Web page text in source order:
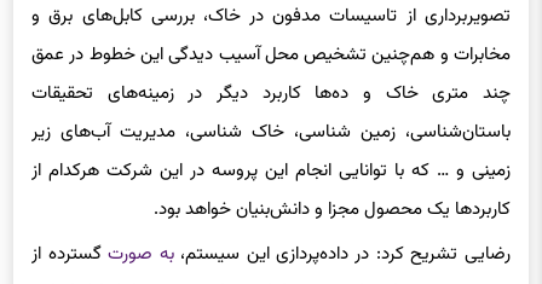
تصویربرداری از تاسیسات مدفون در خاک، بررسی کابل‌های برق و
مخابرات و هم‌چنین تشخیص محل آسیب دیدگی این خطوط در عمق
چند متری خاک و ده‌ها کاربرد دیگر در زمینه‌های تحقیقات
باستان‌شناسی، زمین شناسی، خاک شناسی، مدیریت آب‌های زیر
زمینی و … که با توانایی انجام این پروسه در این شرکت هرکدام از
کاربردها یک محصول مجزا و دانش‌بنیان خواهد بود.
رضایی تشریح کرد: در داده­‌پردازی این سیستم،به صورتگسترده از